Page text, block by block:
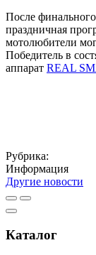
После
праздничная
мотолюбители
Победитель в
аппарат REAL
Рубрика:
Информация
Другие новости
Каталог